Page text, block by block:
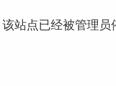
站点已经被管理